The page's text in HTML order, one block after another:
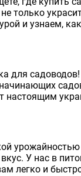
только
и узнаем,
для
настоящим
У нас в
легко и